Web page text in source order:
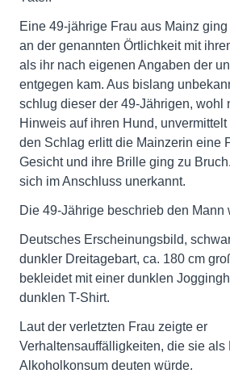
Eine 49-jährige Frau aus Mainz
an der genannten Örtlichkeit mit
als ihr nach eigenen Angaben der
entgegen kam. Aus bislang
schlug dieser der 49-Jährigen, wohl
Hinweis auf ihren Hund,
den Schlag erlitt die Mainzerin eine
Gesicht und ihre Brille ging zu
sich im Anschluss unerkannt.
Die 49-Jährige beschrieb den Mann
Deutsches Erscheinungsbild,
dunkler Dreitagebart, ca. 180 cm
bekleidet mit einer dunklen
dunklen T-Shirt.
Laut der verletzten Frau zeigte er
Verhaltensauffälligkeiten, die sie als
Alkoholkonsum deuten würde.